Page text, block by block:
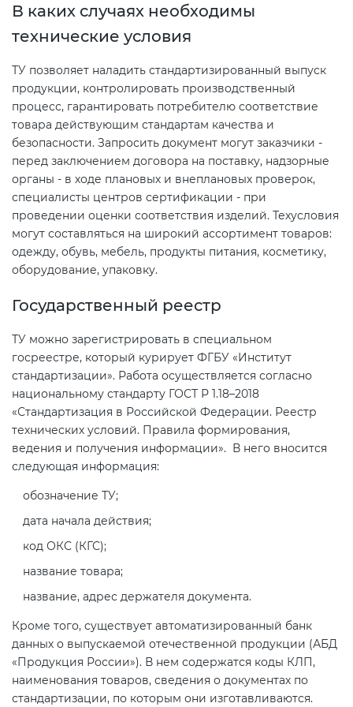
В каких случаях необходимы
технические условия
ТУ позволяет наладить стандартизированный выпуск
продукции, контролировать производственный
процесс, гарантировать потребителю соответствие
товара действующим стандартам качества и
безопасности. Запросить документ могут заказчики -
перед заключением договора на поставку, надзорные
органы - в ходе плановых и внеплановых проверок,
специалисты центров сертификации - при
проведении оценки соответствия изделий. Техусловия
могут составляться на широкий ассортимент товаров:
одежду, обувь, мебель, продукты питания, косметику,
оборудование, упаковку.
Государственный реестр
ТУ можно зарегистрировать в специальном
госреестре, который курирует ФГБУ «Институт
стандартизации». Работа осуществляется согласно
национальному стандарту ГОСТ Р 1.18–2018
«Стандартизация в Российской Федерации. Реестр
технических условий. Правила формирования,
ведения и получения информации». В него вносится
следующая информация:
обозначение ТУ;
дата начала действия;
код ОКС (КГС);
название товара;
название, адрес держателя документа.
Кроме того, существует автоматизированный банк
данных о выпускаемой отечественной продукции (АБД
«Продукция России»). В нем содержатся коды КЛП,
наименования товаров, сведения о документах по
стандартизации, по которым они изготавливаются.
Сертификация спортивных
товаров
Сертификация электротехники
Сертификация ресурсов
Остальное
БАДы
Декларация ТР ТС
Декларирование косметики (ТР
ТС 009)
Декларирование оборудования
по схеме 5Д (ТР ТС 010)
Декларирование пищевой
продукции (ТР ТС 021)
продукции (ТР ЕАЭС 047)
Декларирование
электромагнитной
совместимости (ТР ТС 020)
Сертификация детских товаров
(ТР ТС 007)
Сертификация товаров легкой
промышленности (ТР ТС 017)
оборудования (ТР ТС 010)
Сертификация средств
индивидуальной защиты (ТР ТС
019)